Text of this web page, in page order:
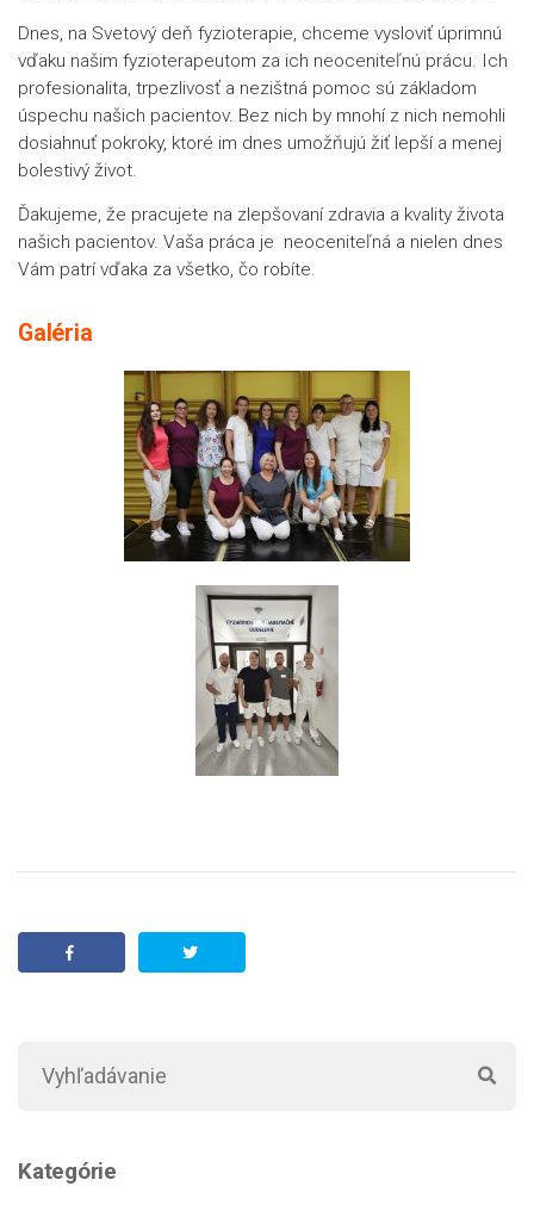
Dnes, na Svetový deň fyzioterapie, chceme vysloviť úprimnú
vďaku našim fyzioterapeutom za ich neoceniteľnú prácu. Ich
profesionalita, trpezlivosť a nezištná pomoc sú základom
úspechu našich pacientov. Bez nich by mnohí z nich nemohli
dosiahnuť pokroky, ktoré im dnes umožňujú žiť lepší a menej
bolestivý život.
Ďakujeme, že pracujete na zlepšovaní zdravia a kvality života
našich pacientov. Vaša práca je neoceniteľná a nielen dnes
Vám patrí vďaka za všetko, čo robíte.
Galéria
Kategórie